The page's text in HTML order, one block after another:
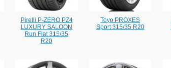
Pirelli P-ZERO PZ4
LUXURY SALOON
Run Flat 315/35
R20
Toyo PROXES
Sport 315/35 R20